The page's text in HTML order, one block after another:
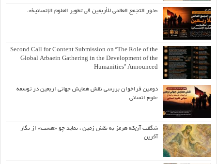
«دور التجمع العالمي للأربعين في تطوير العلوم الإنسانية».
Second Call for Content Submission on “The Role of the
Global Arbaein Gathering in the Development of the
Humanities” Announced
دومین فراخوان بررسی نقش همایش جهانی اربعین در توسعه
علوم انسانی
شگفت آن‌که هرمز به نقش زمین ، نماید چو «هشت» از نگار
آفرین